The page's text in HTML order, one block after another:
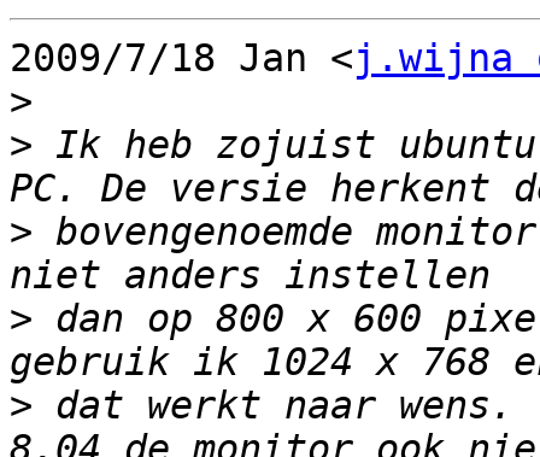
2009/7/18 Jan <j.wijna
>
> Ik heb zojuist
> bovengenoemde
> dan op 800 x 600
> dat werkt naar wens.